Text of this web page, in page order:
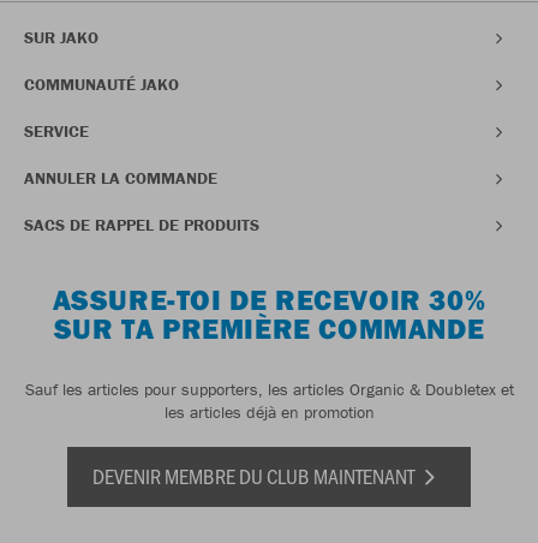
SUR JAKO
COMMUNAUTÉ JAKO
SERVICE
ANNULER LA COMMANDE
SACS DE RAPPEL DE PRODUITS
ASSURE-TOI DE RECEVOIR 30%
SUR TA PREMIÈRE COMMANDE
Sauf les articles pour supporters, les articles Organic & Doubletex et
les articles déjà en promotion
DEVENIR MEMBRE DU CLUB MAINTENANT